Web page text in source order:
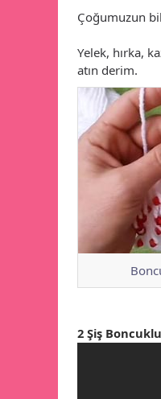
Çoğumuzun
Yelek, hırka,
atın derim.
2 Şiş